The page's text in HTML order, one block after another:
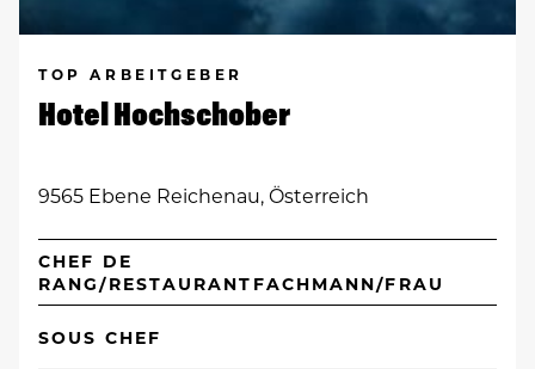
TOP ARBEITGEBER
Hotel Hochschober
9565 Ebene Reichenau, Österreich
CHEF DE
RANG/RESTAURANTFACHMANN/FRAU
SOUS CHEF